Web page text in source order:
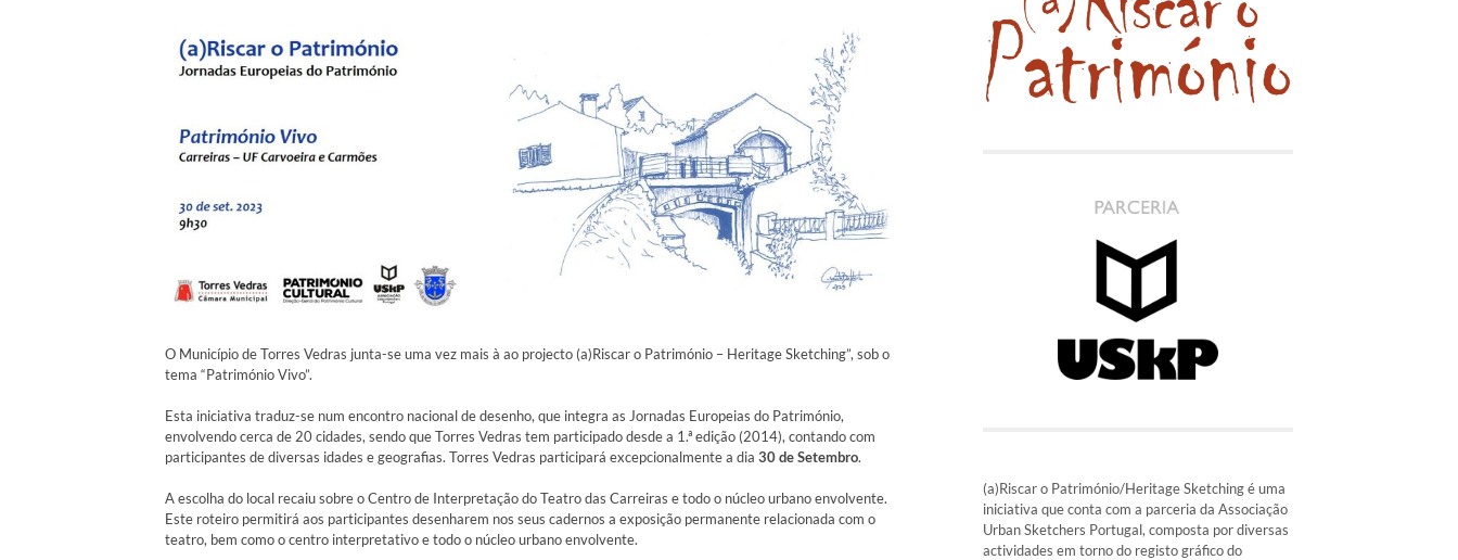
O Município de Torres Vedras junta-se uma vez mais à ao projecto (a)Riscar o Património – Heritage Sketching”, sob o
tema “Património Vivo”.
Esta iniciativa traduz-se num encontro nacional de desenho, que integra as Jornadas Europeias do Património,
envolvendo cerca de 20 cidades, sendo que Torres Vedras tem participado desde a 1.ª edição (2014), contando com
participantes de diversas idades e geografias. Torres Vedras participará excepcionalmente a dia 30 de Setembro.
A escolha do local recaiu sobre o Centro de Interpretação do Teatro das Carreiras e todo o núcleo urbano envolvente.
Este roteiro permitirá aos participantes desenharem nos seus cadernos a exposição permanente relacionada com o
teatro, bem como o centro interpretativo e todo o núcleo urbano envolvente.
(a)Riscar o Património/Heritage Sketching é uma
iniciativa que conta com a parceria da Associação
Urban Sketchers Portugal, composta por diversas
actividades em torno do registo gráfico do